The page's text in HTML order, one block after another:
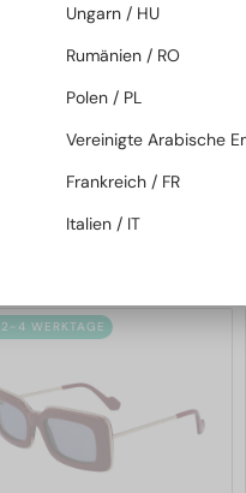
2-4 WERKTAGE
Ungarn / HU
Rumänien / RO
Polen / PL
Vereinigte Arabische
Frankreich / FR
Italien / IT